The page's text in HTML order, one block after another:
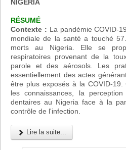
NIGÉRIA
RÉSUMÉ
Contexte : La pandémie COVID-
mondiale de la santé a touché
morts au Nigeria. Elle se
respiratoires provenant de la
parole et des aérosols. Les
essentiellement des actes
être plus exposés à la COVID-
les connaissances, la
dentaires au Nigeria face à la
contrôle de l'infection.
Lire la suite...